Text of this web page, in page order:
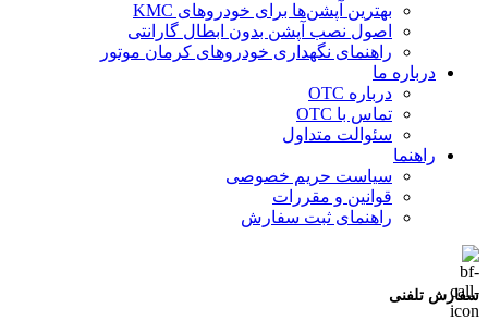
بهترین آپشن‌ها برای خودروهای KMC
اصول نصب آپشن بدون ابطال گارانتی
راهنمای نگهداری خودروهای کرمان موتور
درباره ما
درباره OTC
تماس با OTC
سئوالت متداول
راهنما
سیاست حریم خصوصی
قوانین و مقررات
راهنمای ثبت سفارش
سفارش تلفنی